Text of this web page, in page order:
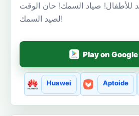
للأطفال! صياد السمك! حان الوقت
لصيد السمك!
Play on
Huawei Aptoide